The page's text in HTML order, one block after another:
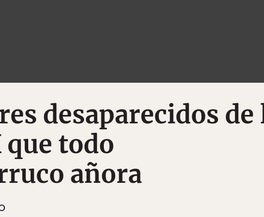
desaparecidos de
que todo
añora